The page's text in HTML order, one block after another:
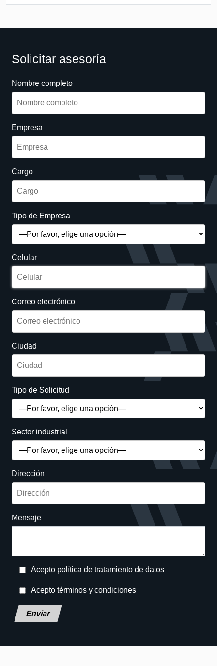
Solicitar asesoría
Nombre completo
Empresa
Cargo
Tipo de Empresa
Celular
Correo electrónico
Ciudad
Tipo de Solicitud
Sector industrial
Dirección
Mensaje
Acepto política de tratamiento de datos
Acepto términos y condiciones
Deja este campo en blanco, por favor.